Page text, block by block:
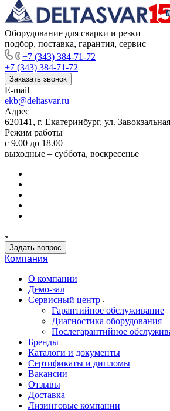
Оборудование для сварки и резки
подбор, поставка, гарантия, сервис
+7 (343) 384-71-72
+7 (343) 384-71-72
Заказать звонок
E-mail
ekb@deltasvar.ru
Адрес
620141, г. Екатеринбург, ул.
Режим работы
с 9.00 до 18.00
выходные – суббота, воскресенье
Задать вопрос
Компания
О компании
Демо-зал
Сервисный центр
Гарантийное обслуживание
Диагностика оборудования
Послегарантийное
Бренды
Каталоги и документы
Сертификаты и дипломы
Вакансии
Отзывы
Доставка
Лизинговые компании